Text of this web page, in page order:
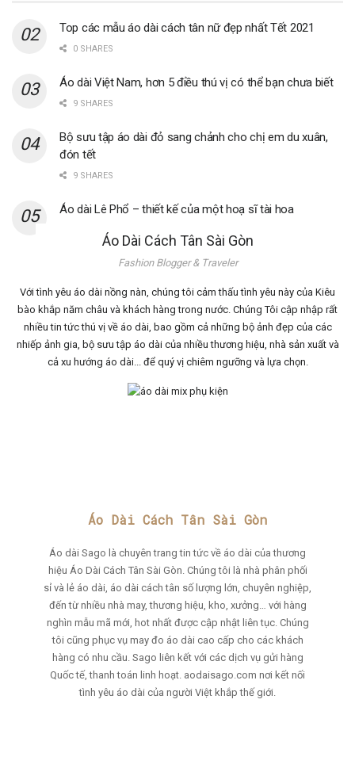
Top các mẫu áo dài cách tân nữ đẹp nhất Tết 2021
0 SHARES
Áo dài Việt Nam, hơn 5 điều thú vị có thể bạn chưa biết
9 SHARES
Bộ sưu tập áo dài đỏ sang chảnh cho chị em du xuân,
đón tết
9 SHARES
Áo dài Lê Phổ – thiết kế của một hoạ sĩ tài hoa
0 SHARES
Áo Dài Cách Tân Sài Gòn
Fashion Blogger & Traveler
Với tình yêu áo dài nồng nàn, chúng tôi cảm thấu tình yêu này của Kiêu
bào khắp năm châu và khách hàng trong nước. Chúng Tôi cập nhập rất
nhiều tin tức thú vị về áo dài, bao gồm cả những bộ ảnh đẹp của các
nhiếp ảnh gia, bộ sưu tập áo dài của nhiều thương hiệu, nhà sản xuất và
cả xu hướng áo dài... để quý vị chiêm ngưỡng và lựa chọn.
Áo Dài Cách Tân Sài Gòn
Áo dài Sago là chuyên trang tin tức về áo dài của thương
hiệu Áo Dài Cách Tân Sài Gòn. Chúng tôi là nhà phân phối
sỉ và lẻ áo dài, áo dài cách tân số lượng lớn, chuyên nghiệp,
đến từ nhiều nhà may, thương hiệu, kho, xưởng… với hàng
nghìn mẫu mã mới, hot nhất được cập nhật liên tục. Chúng
tôi cũng phục vụ may đo áo dài cao cấp cho các khách
hàng có nhu cầu. Sago liên kết với các dịch vụ gửi hàng
Quốc tế, thanh toán linh hoạt. aodaisago.com nơi kết nối
tình yêu áo dài của người Việt khắp thế giới.